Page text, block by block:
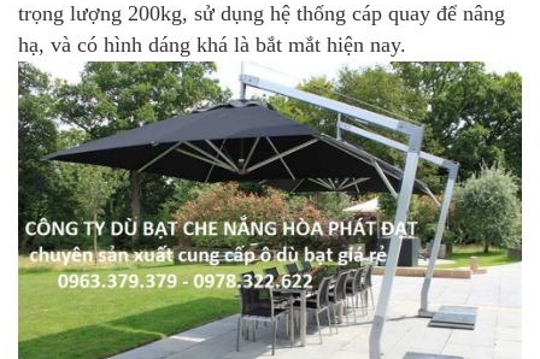
trọng lượng 200kg, sử dụng hệ thống cáp quay để nâng
hạ, và có hình dáng khá là bắt mắt hiện nay.